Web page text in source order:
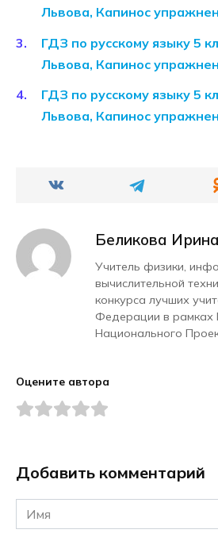
Львова, Капинос
ГДЗ по русскому языку 5
Львова, Капинос
ГДЗ по русскому языку 5
Львова, Капинос
Беликова Ирина
Учитель физики,
вычислительной
конкурса лучших
Федерации в рамках
Национального
Оцените автора
Добавить комментарий
Имя
*